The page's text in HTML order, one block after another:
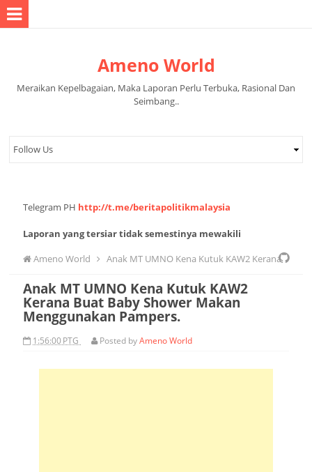
Ameno World
Meraikan Kepelbagaian, Maka Laporan Perlu Terbuka, Rasional Dan
Seimbang..
Telegram PH http://t.me/beritapolitikmalaysia
Laporan yang tersiar tidak semestinya mewakili
Ameno World
Anak MT UMNO Kena Kutuk KAW2 Kerana
Buat Baby Shower Makan Menggunakan Pampers
Anak MT UMNO Kena Kutuk KAW2
Kerana Buat Baby Shower Makan
Menggunakan Pampers.
1:56:00 PTG Posted byAmeno World